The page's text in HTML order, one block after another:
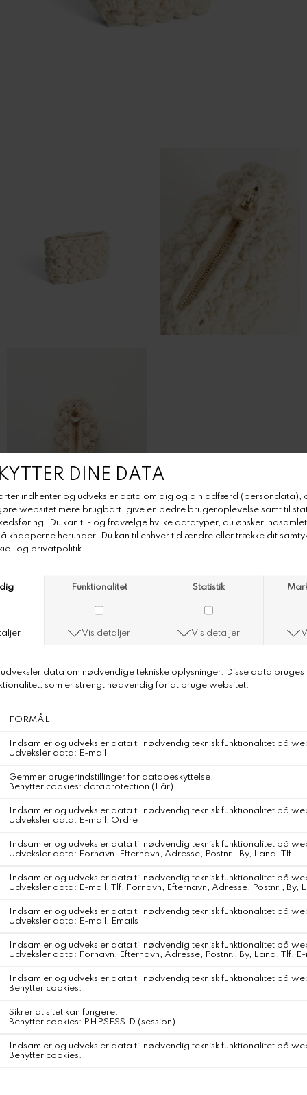
Aiayu Mala Wallet
En delikat, håndstrikket pung fremstillet af kraftig højlandsuld.
Foret er dekoreret med broderede initialer fra den kvindelige
håndværker, der har håndstrikket pungen.
100% Højlandsuld – Bolivia
Ulden er sourcet fra højlandsfår, der græsser side om side med
lamaer i de bolivianske højlande. Denne uld er en unik fiber med en
gør materialet holdbart og bidrager til, at det bevarer formen
over tid. Uldens blide, neutralt hvide nuance – et resultat af fårenes